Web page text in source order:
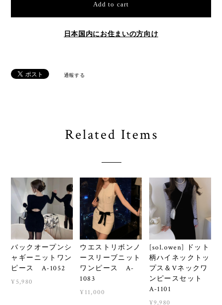
Add to cart
日本国内にお住まいの方向け
通報する
Related Items
バックオープンシ
ャギーニットワン
ピース A-1052
¥5,980
ウエストリボンノ
ースリーブニット
ワンピース A-
1083
¥11,000
[sol.owen] ドット
柄ハイネックトッ
プス＆Vネックワ
ンピースセット
A-1101
¥9,980